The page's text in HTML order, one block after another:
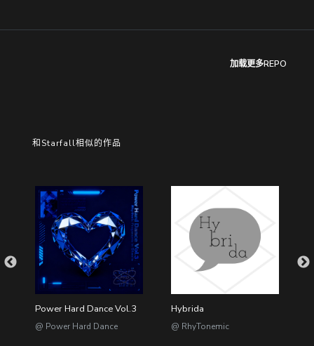
加载更多REPO
和Starfall相似的作品
Power Hard Dance Vol.3
@ Power Hard Dance
Hybrida
@ RhyTonemic